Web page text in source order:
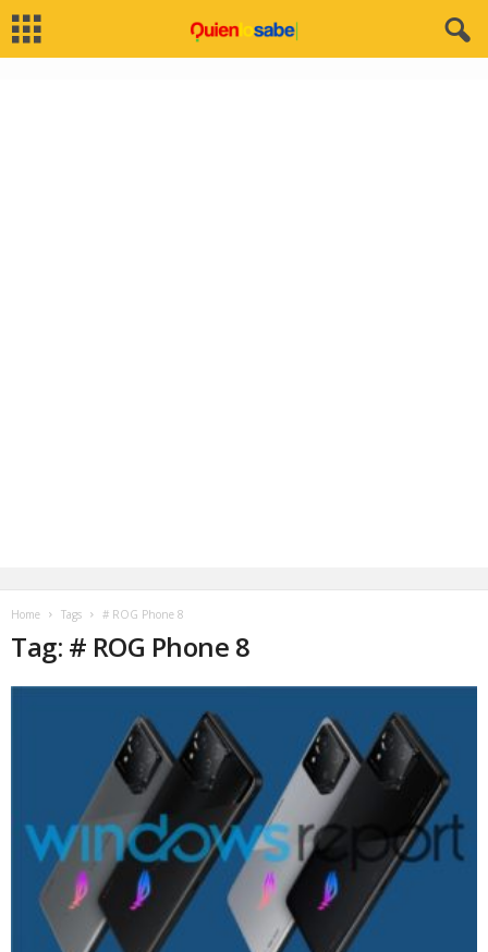
Home Tags # ROG Phone 8
Tag: # ROG Phone 8